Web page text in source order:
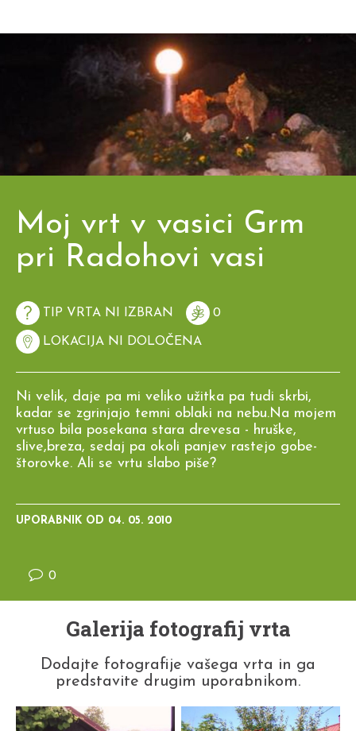
Moj vrt v vasici Grm
pri Radohovi vasi
TIP VRTA NI IZBRAN 0
LOKACIJA NI DOLOČENA
Ni velik, daje pa mi veliko užitka pa tudi skrbi,
kadar se zgrinjajo temni oblaki na nebu.Na mojem
vrtuso bila posekana stara drevesa - hruške,
slive,breza, sedaj pa okoli panjev rastejo gobe-
štorovke. Ali se vrtu slabo piše?
UPORABNIK OD 04. 05. 2010
0
Galerija fotografij vrta
Dodajte fotografije vašega vrta in ga
predstavite drugim uporabnikom.